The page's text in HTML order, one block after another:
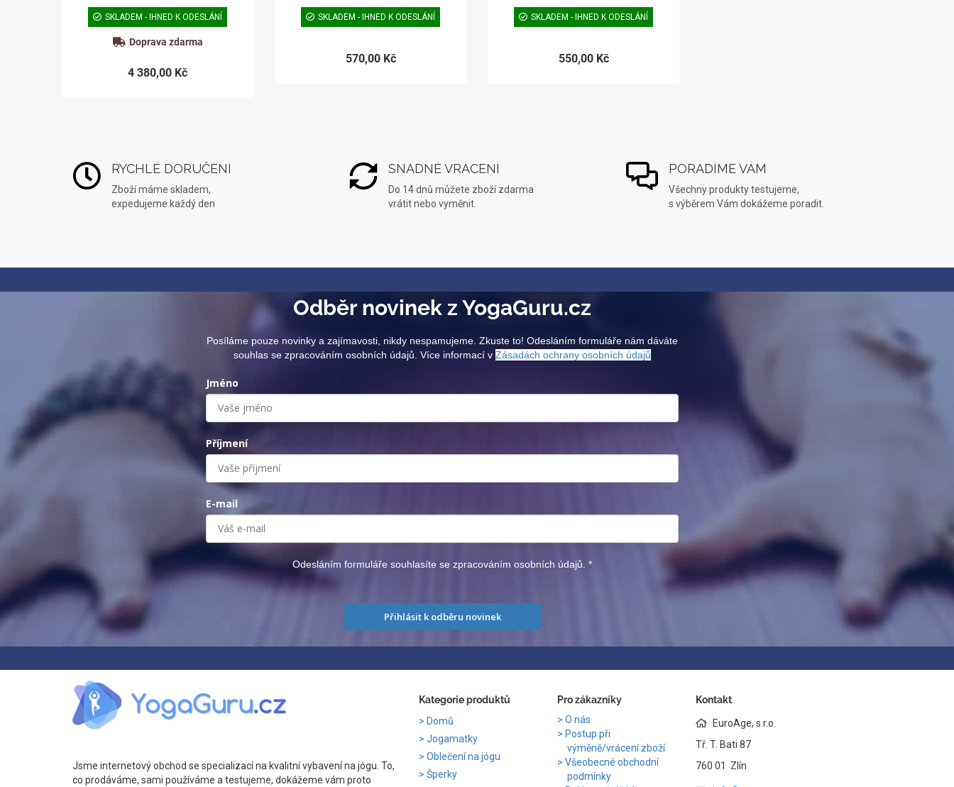
SKLADEM - IHNED K ODESLÁNÍ
Doprava zdarma
4 380,00 Kč
SKLADEM - IHNED K ODESLÁNÍ
570,00 Kč
SKLADEM - IHNED K ODESLÁNÍ
550,00 Kč
RYCHLÉ DORUČENÍ
Zboží máme skladem,
expedujeme každý den
SNADNÉ VRÁCENÍ
Do 14 dnů můžete zboží zdarma
vrátit nebo vyměnit.
PORADÍME VÁM
Všechny produkty testujeme,
s výběrem Vám dokážeme poradit.
Odběr novinek z YogaGuru.cz
Posíláme pouze novinky a zajímavosti, nikdy nespamujeme. Zkuste to! Odesláním formuláře nám dáváte
souhlas se zpracováním osobních údajů. Více informací vZásadách ochrany osobních údajů
Jméno
Příjmení
E-mail
Odesláním formuláře souhlasíte se zpracováním osobních údajů.*
Přihlásit k odběru novinek
Jsme internetový obchod se specializací na kvalitní vybavení na jógu. To,
co prodáváme, sami používáme a testujeme, dokážeme vám proto
Kategorie produktů
Domů
Jogamatky
Oblečení na jógu
Šperky
Pro zákazníky
O nás
Postup při
výměně/vrácení zboží
Všeobecné obchodní
podmínky
Kontakt
EuroAge, s.r.o.
Tř. T. Bati 87
760 01 Zlín